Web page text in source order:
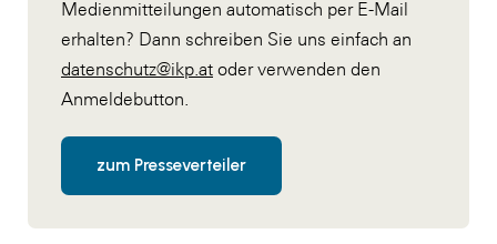
Medienmitteilungen automatisch per E-Mail
erhalten? Dann schreiben Sie uns einfach an
datenschutz@ikp.at oder verwenden den
Anmeldebutton.
zum Presseverteiler